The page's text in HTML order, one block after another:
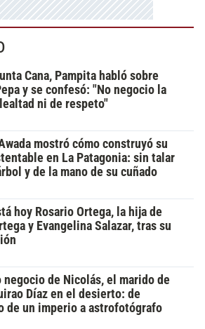
Cana, Pampita habló sobre
y se confesó: "No negocio la
ni de respeto"
mostró cómo construyó su
en La Patagonia: sin talar
y de la mano de su cuñado
hoy Rosario Ortega, la hija de
y Evangelina Salazar, tras su
negocio de Nicolás, el marido de
Díaz en el desierto: de
de un imperio a astrofotógrafo